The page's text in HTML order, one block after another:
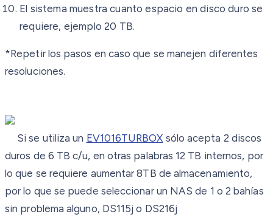
El sistema muestra cuanto espacio en disco duro se
requiere, ejemplo 20 TB.
*Repetir los pasos en caso que se manejen diferentes
resoluciones.
Si se utiliza un EV1016TURBOX sólo acepta 2 discos
duros de 6 TB c/u, en otras palabras 12 TB internos, por
lo que se requiere aumentar 8TB de almacenamiento,
por lo que se puede seleccionar un NAS de 1 o 2 bahías
sin problema alguno, DS115j o DS216j